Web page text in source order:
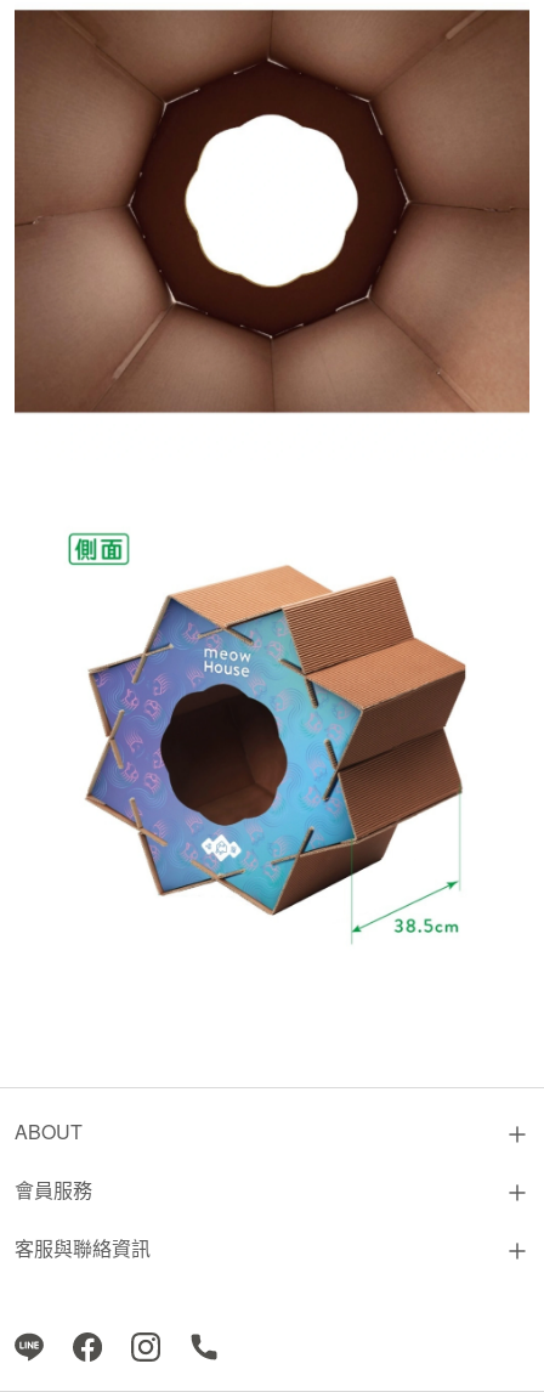
ABOUT
會員服務
客服與聯絡資訊